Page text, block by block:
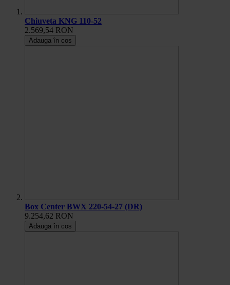
Chiuveta KNG 110-52
2.569,54 RON
Adauga în cos
Box Center BWX 220-54-27 (DR)
9.254,62 RON
Adauga în cos